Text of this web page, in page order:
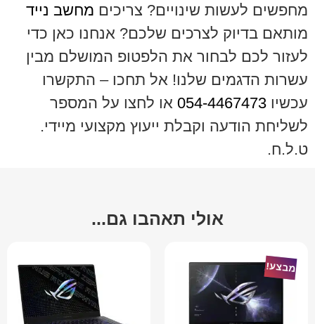
מחפשים לעשות שינויים? צריכים מחשב נייד
מותאם בדיוק לצרכים שלכם? אנחנו כאן כדי
לעזור לכם לבחור את הלפטופ המושלם מבין
עשרות הדגמים שלנו! אל תחכו – התקשרו
עכשיו 054-4467473 או לחצו על המספר
לשליחת הודעה וקבלת ייעוץ מקצועי מיידי.
ט.ל.ח.
אולי תאהבו גם...
מבצע!